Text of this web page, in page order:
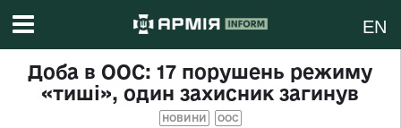
EN
Доба в ООС: 17 порушень режиму
«тиші», один захисник загинув
НОВИНИ ООС